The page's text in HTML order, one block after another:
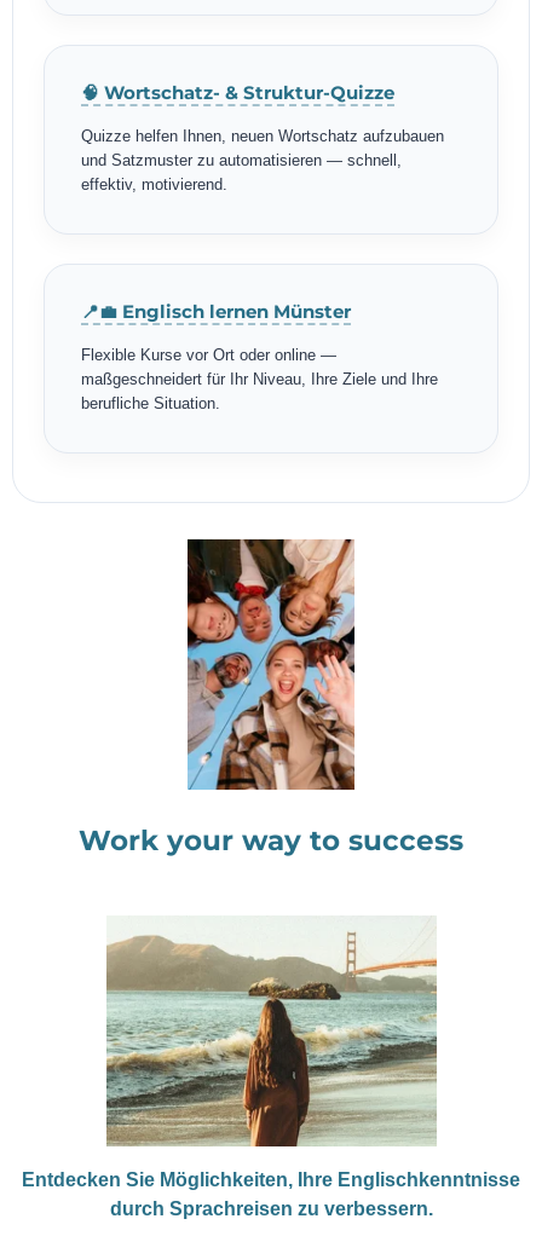
🧠 Wortschatz- & Struktur-Quizze
Quizze helfen Ihnen, neuen Wortschatz aufzubauen
und Satzmuster zu automatisieren — schnell,
effektiv, motivierend.
📍💼 Englisch lernen Münster
Flexible Kurse vor Ort oder online —
maßgeschneidert für Ihr Niveau, Ihre Ziele und Ihre
berufliche Situation.
Work your way to success
Entdecken Sie Möglichkeiten, Ihre Englischkenntnisse
durch Sprachreisen zu verbessern.